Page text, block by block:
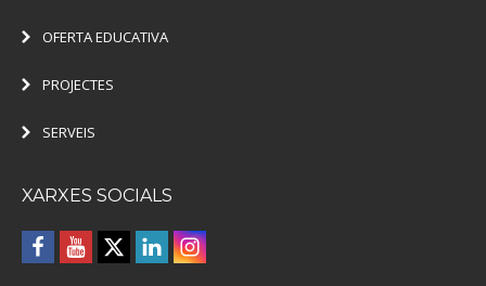
OFERTA EDUCATIVA
PROJECTES
SERVEIS
XARXES SOCIALS